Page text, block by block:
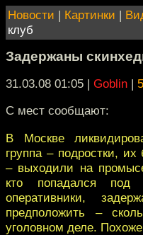
Новости | Картинки |
клуб
Задержаны
31.03.08 01:05 | Goblin |
С мест сообщают:
В Москве
группа – подростки,
– выходили на
кто попадался под
оперативники,
предположить –
уголовном деле.